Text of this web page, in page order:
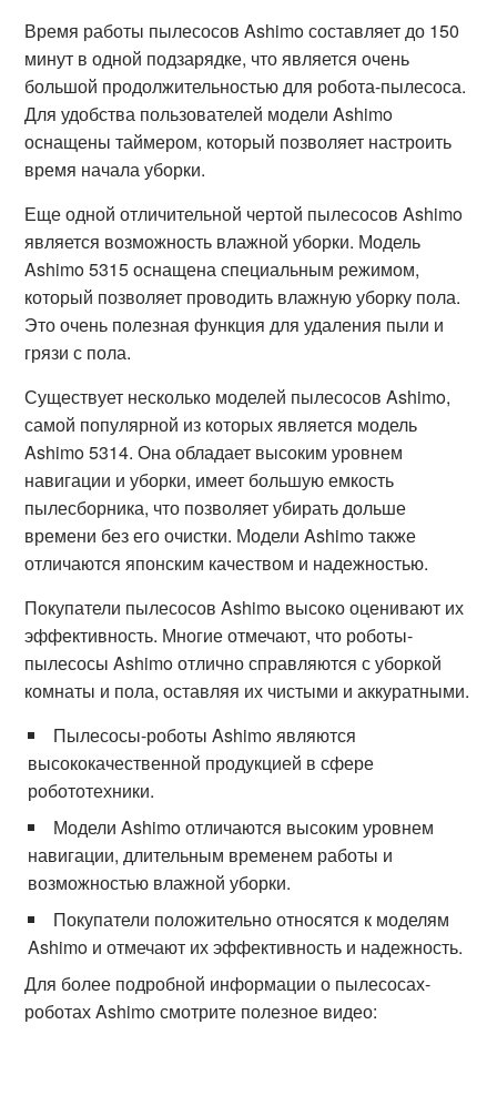
Время работы пылесосов Ashimo составляет до 150
минут в одной подзарядке, что является очень
большой продолжительностью для робота-пылесоса.
Для удобства пользователей модели Ashimo
оснащены таймером, который позволяет настроить
время начала уборки.
Еще одной отличительной чертой пылесосов Ashimo
является возможность влажной уборки. Модель
Ashimo 5315 оснащена специальным режимом,
который позволяет проводить влажную уборку пола.
Это очень полезная функция для удаления пыли и
грязи с пола.
Существует несколько моделей пылесосов Ashimo,
самой популярной из которых является модель
Ashimo 5314. Она обладает высоким уровнем
навигации и уборки, имеет большую емкость
пылесборника, что позволяет убирать дольше
времени без его очистки. Модели Ashimo также
отличаются японским качеством и надежностью.
Покупатели пылесосов Ashimo высоко оценивают их
эффективность. Многие отмечают, что роботы-
пылесосы Ashimo отлично справляются с уборкой
комнаты и пола, оставляя их чистыми и аккуратными.
Пылесосы-роботы Ashimo являются
высококачественной продукцией в сфере
робототехники.
Модели Ashimo отличаются высоким уровнем
навигации, длительным временем работы и
возможностью влажной уборки.
Покупатели положительно относятся к моделям
Ashimo и отмечают их эффективность и надежность.
Для более подробной информации о пылесосах-
роботах Ashimo смотрите полезное видео: